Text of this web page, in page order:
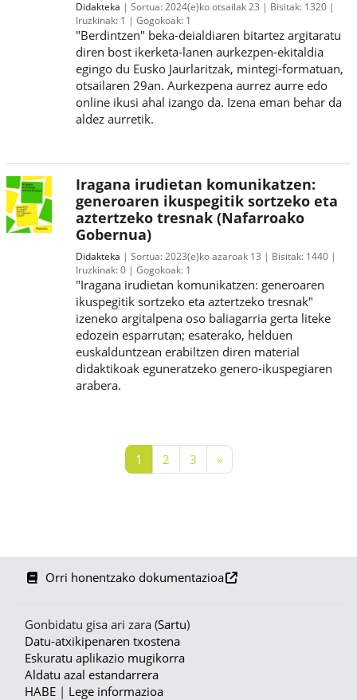
Didakteka Sortua: 2024(e)ko otsailak 23 Bisitak: 1320
Iruzkinak: 1 Gogokoak: 1
"Berdintzen" beka-deialdiaren bitartez argitaratu
diren bost ikerketa-lanen aurkezpen-ekitaldia
egingo du Eusko Jaurlaritzak, mintegi-formatuan,
otsailaren 29an. Aurkezpena aurrez aurre edo
online ikusi ahal izango da. Izena eman behar da
aldez aurretik.
Iragana irudietan komunikatzen:
generoaren ikuspegitik sortzeko eta
aztertzeko tresnak (Nafarroako
Gobernua)
Didakteka Sortua: 2023(e)ko azaroak 13 Bisitak: 1440
Iruzkinak:0 Gogokoak: 1
"Iragana irudietan komunikatzen: generoaren
ikuspegitik sortzeko eta aztertzeko tresnak"
izeneko argitalpena oso baliagarria gerta liteke
edozein esparrutan; esaterako, helduen
euskalduntzean erabiltzen diren material
didaktikoak eguneratzeko genero-ikuspegiaren
arabera.
1 1. orria
22. orria
33. orria
»Hurrengo orria
Orri honentzako dokumentazioa
Gonbidatu gisa ari zara (Sartu)
Datu-atxikipenaren txostena
Eskuratu aplikazio mugikorra
Aldatu azal estandarrera
HABE | Lege informazioa